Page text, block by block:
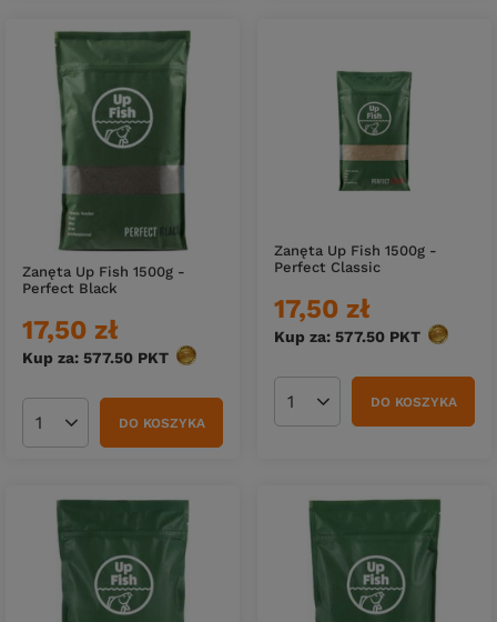
Zanęta Up Fish 1500g -
Perfect Black
17,50 zł
Kup za: 577.50 PKT punktów
Ilość produktówDO KOSZYKA
Zanęta Up Fish 1500g -
Perfect Classic
17,50 zł
Kup za: 577.50 PKT punktów
Ilość produktówDO KOSZYKA